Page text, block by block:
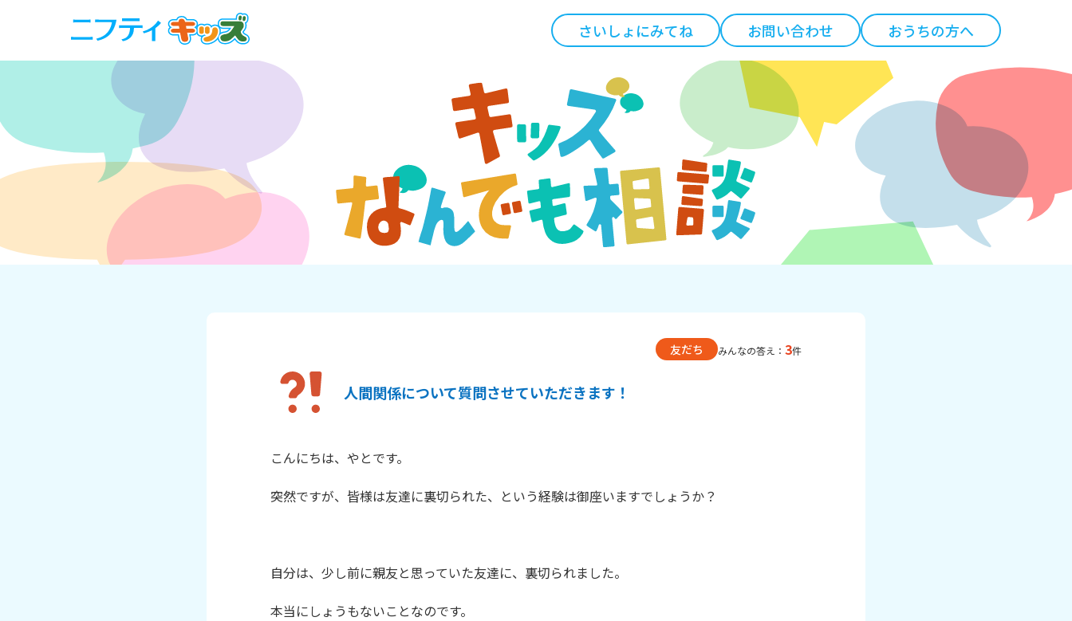
さいしょにみてね お問い合わせ おうちの方へ
友だち みんなの答え： 3件
人間関係について質問させていただきます！
こんにちは、やとです。
突然ですが、皆様は友達に裏切られた、という経験は御座いますでしょうか？
自分は、少し前に親友と思っていた友達に、裏切られました。
本当にしょうもないことなのです。